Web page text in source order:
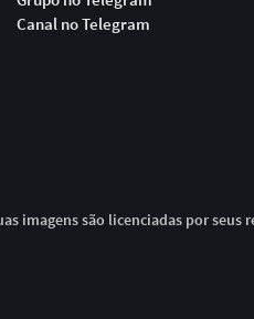
Canal no Telegram
imagens são licenciadas por seus